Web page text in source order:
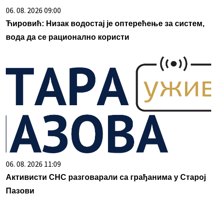
06. 08. 2026 09:00
Ћировић: Низак водостај је оптерећење за систем,
вода да се рационално користи
06. 08. 2026 11:09
Активисти СНС разговарали са грађанима у Старој
Пазови